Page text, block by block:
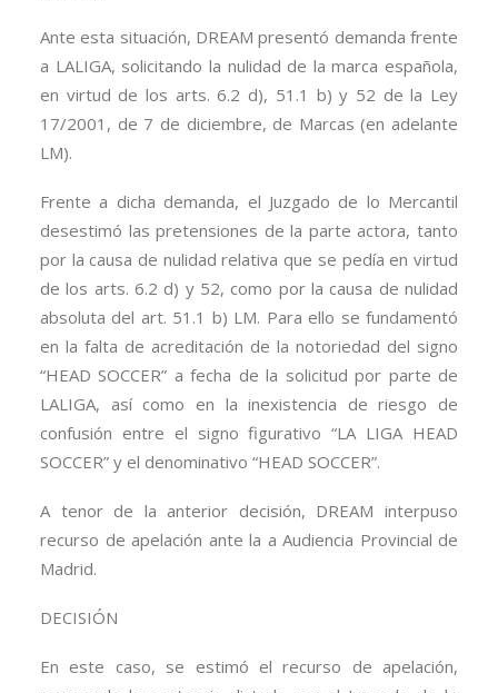
Ante esta situación, DREAM presentó demanda frente
a LALIGA, solicitando la nulidad de la marca española,
en virtud de los arts. 6.2 d), 51.1 b) y 52 de la Ley
17/2001, de 7 de diciembre, de Marcas (en adelante
LM).
Frente a dicha demanda, el Juzgado de lo Mercantil
desestimó las pretensiones de la parte actora, tanto
por la causa de nulidad relativa que se pedía en virtud
de los arts. 6.2 d) y 52, como por la causa de nulidad
absoluta del art. 51.1 b) LM. Para ello se fundamentó
en la falta de acreditación de la notoriedad del signo
“HEAD SOCCER” a fecha de la solicitud por parte de
LALIGA, así como en la inexistencia de riesgo de
confusión entre el signo figurativo “LA LIGA HEAD
SOCCER” y el denominativo “HEAD SOCCER”.
A tenor de la anterior decisión, DREAM interpuso
recurso de apelación ante la a Audiencia Provincial de
Madrid.
DECISIÓN
En este caso, se estimó el recurso de apelación,